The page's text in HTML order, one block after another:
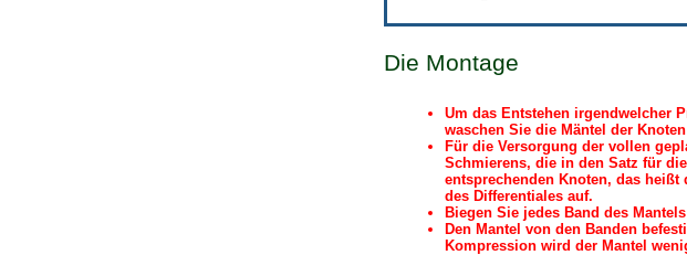
Die Montage
Um das Entstehen irgendwelcher
waschen Sie die Mäntel der
Für die Versorgung der vollen
Schmierens, die in den Satz für
entsprechenden Knoten, das heißt
des Differentiales auf.
Biegen Sie jedes Band des
Den Mantel von den Banden
Kompression wird der Mantel